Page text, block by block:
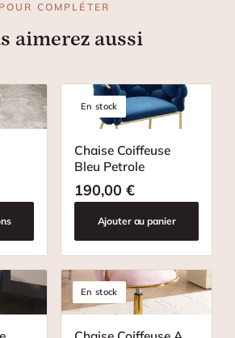
POUR COMPLÉTER
aimerez aussi
En stock
Chaise Coiffeuse
Bleu Petrole
190,00 €
Ajouter au panier
En stock